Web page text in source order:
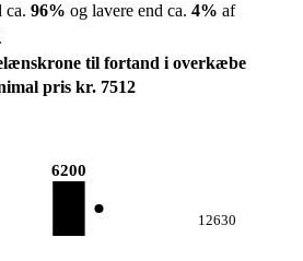
ca. 96% og lavere end ca. 4% af
til fortand i overkæbe
pris kr. 7512
6200
12630